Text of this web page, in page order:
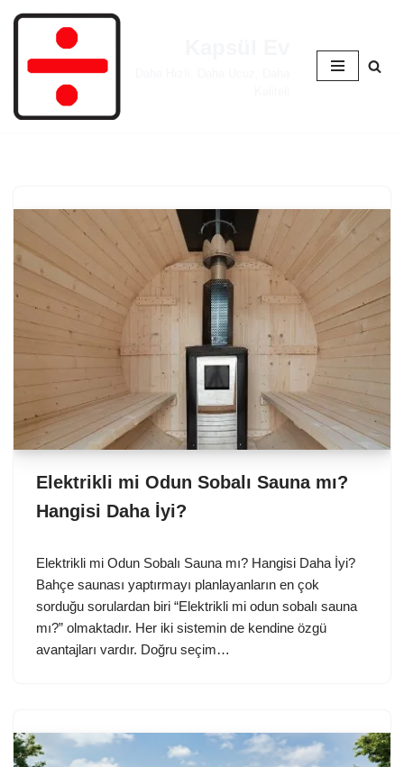
geç
Elektrikli mi Odun Sobalı Sauna mı?
Hangisi Daha İyi?
Elektrikli mi Odun Sobalı Sauna mı? Hangisi Daha İyi?
Bahçe saunası yaptırmayı planlayanların en çok
sorduğu sorulardan biri “Elektrikli mi odun sobalı sauna
mı?” olmaktadır. Her iki sistemin de kendine özgü
avantajları vardır. Doğru seçim…